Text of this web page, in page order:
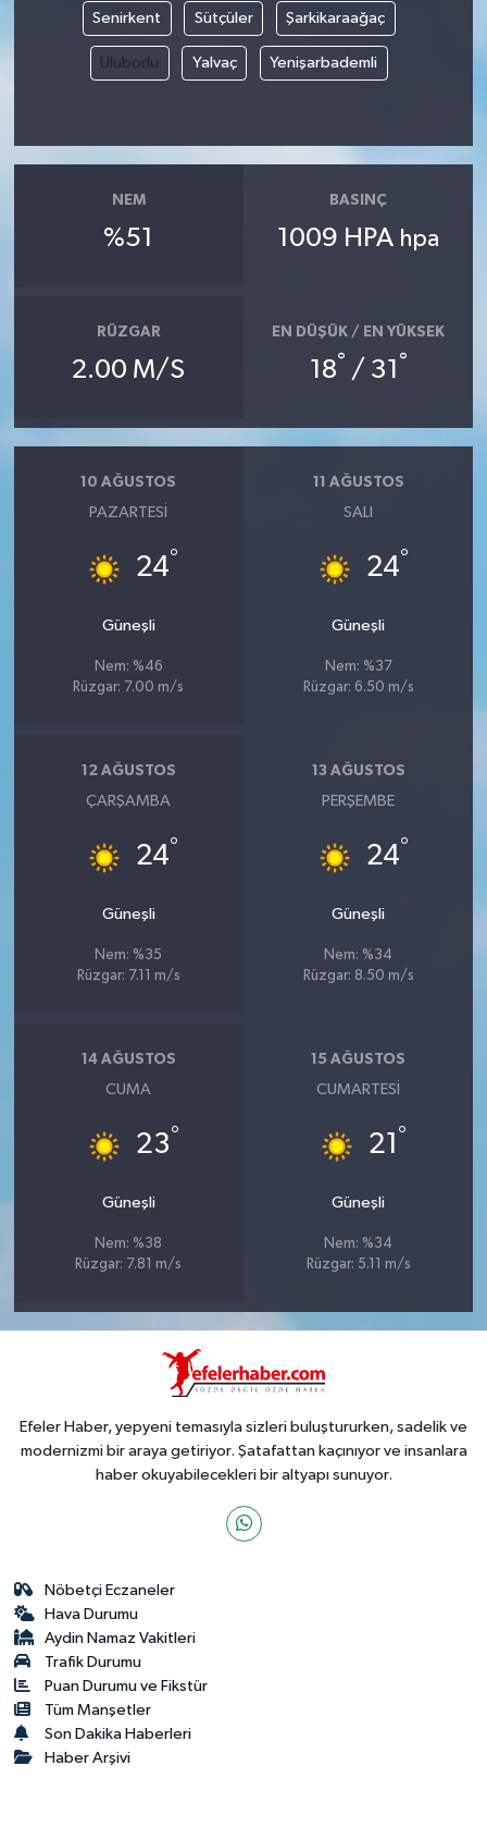
Senirkent Sütçüler Şarkikaraağaç
Uluborlu Yalvaç Yenişarbademli
NEM
%51
BASINÇ
1009 HPA hpa
RÜZGAR
2.00 M/S
EN DÜŞÜK / EN YÜKSEK
18° / 31 °
10 AĞUSTOS
PAZARTESI
24°
Güneşli
Nem: %46
Rüzgar: 7.00 m/s
11 AĞUSTOS
SALI
24°
Güneşli
Nem: %37
Rüzgar: 6.50 m/s
12 AĞUSTOS
ÇARŞAMBA
24°
Güneşli
Nem: %35
Rüzgar: 7.11 m/s
13 AĞUSTOS
PERŞEMBE
24°
Güneşli
Nem: %34
Rüzgar: 8.50 m/s
14 AĞUSTOS
CUMA
23°
Güneşli
Nem: %38
Rüzgar: 7.81 m/s
15 AĞUSTOS
CUMARTESI
21 °
Güneşli
Nem: %34
Rüzgar: 5.11 m/s
Efeler Haber, yepyeni temasıyla sizleri buluştururken, sadelik ve
modernizmi bir araya getiriyor. Şatafattan kaçınıyor ve insanlara
haber okuyabilecekleri bir altyapı sunuyor.
Nöbetçi Eczaneler
Hava Durumu
Aydin Namaz Vakitleri
Trafik Durumu
Puan Durumu ve Fikstür
Tüm Manşetler
Son Dakika Haberleri
Haber Arşivi